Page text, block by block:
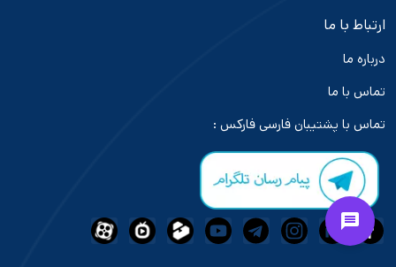
ارتباط با ما
درباره ما
تماس با ما
تماس با پشتیبان فارسی فارکس :